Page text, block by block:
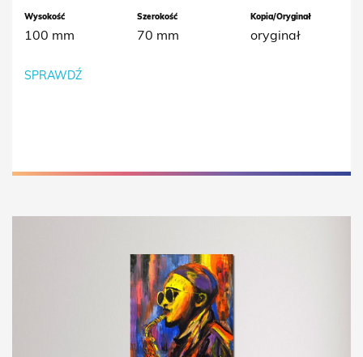
Wysokość
100 mm
Szerokość
70 mm
Kopia/Oryginał
oryginał
SPRAWDŹ